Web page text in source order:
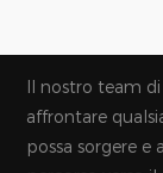
Il nostro team
affrontare
possa sorgere